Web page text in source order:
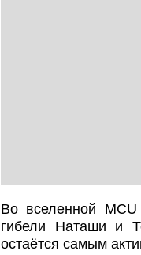
Во вселенной
гибели Наташи и
остаётся самым